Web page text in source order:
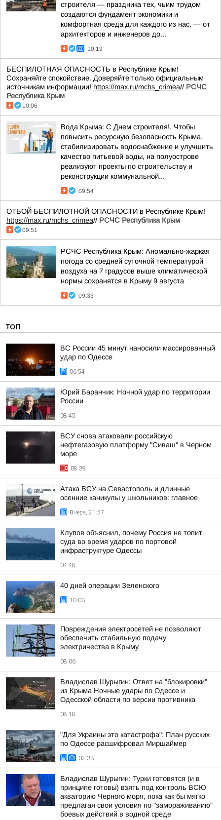
строителя — праздника тех, чьим трудом
создаются фундамент экономики и
комфортная среда для каждого из нас, — от
архитекторов и инженеров до...
10:19
БЕСПИЛОТНАЯ ОПАСНОСТЬ в Республике Крым!
Сохраняйте спокойствие. Доверяйте только официальным
источникам информации! https://max.ru/mchs_crimea// РСЧС
Республика Крым
10:06
Вода Крыма: С Днем строителя!. Чтобы
повысить ресурсную безопасность Крыма,
стабилизировать водоснабжение и улучшить
качество питьевой воды, на полуострове
реализуют проекты по строительству и
реконструкции коммунальной...
09:54
ОТБОЙ БЕСПИЛОТНОЙ ОПАСНОСТИ в Республике Крым!
https://max.ru/mchs_crimea// РСЧС Республика Крым
09:51
РСЧС Республика Крым: Аномально-жаркая
погода со средней суточной температурой
воздуха на 7 градусов выше климатической
нормы сохранятся в Крыму 9 августа
09:33
ТОП
ВС России 45 минут наносили массированный
удар по Одессе
06:54
Юрий Баранчик: Ночной удар по территории
России
08:45
ВСУ снова атаковали российскую
нефтегазовую платформу "Сиваш" в Черном
море
08:39
Атака ВСУ на Севастополь и длинные
осенние каникулы у школьников: главное
Вчера, 21:57
Клупов объяснил, почему Россия не топит
суда во время ударов по портовой
инфраструктуре Одессы
04:48
40 дней операции Зеленского
10:03
Повреждения электросетей не позволяют
обеспечить стабильную подачу
электричества в Крыму
08:06
Владислав Шурыгин: Ответ на "блокировки"
из Крыма Ночные удары по Одессе и
Одесской области по версии противника
08:18
"Для Украины это катастрофа": План русских
по Одессе расшифровал Миршаймер
02:33
Владислав Шурыгин: Турки готовятся (и в
принципе готовы) взять под контроль ВСЮ
акваторию Черного моря, пока как бы мягко
предлагая свои условия по "замораживанию"
боевых действий в водной среде